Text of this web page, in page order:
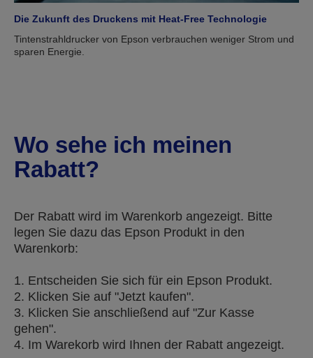
Die Zukunft des Druckens mit Heat-Free Technologie
Tintenstrahldrucker von Epson verbrauchen weniger Strom und
sparen Energie.
Wo sehe ich meinen
Rabatt?
Der Rabatt wird im Warenkorb angezeigt. Bitte
legen Sie dazu das Epson Produkt in den
Warenkorb:
1. Entscheiden Sie sich für ein Epson Produkt.
2. Klicken Sie auf "Jetzt kaufen".
3. Klicken Sie anschließend auf "Zur Kasse
gehen".
4. Im Warekorb wird Ihnen der Rabatt angezeigt.